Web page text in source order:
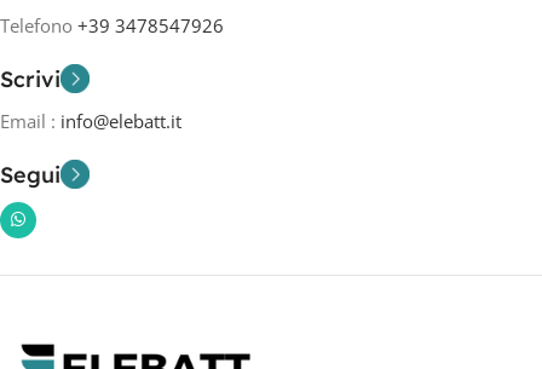
Telefono +39 3478547926
Scrivi
Email : info@elebatt.it
Segui